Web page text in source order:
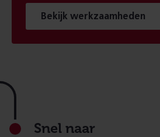
Bekijk werkzaamheden
Footer
Snel naar